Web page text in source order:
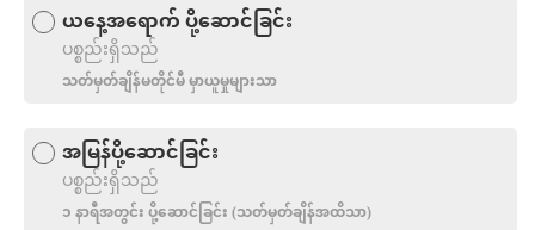
ယနေ့အရောက် ပို့ဆောင်ခြင်း
ပစ္စည်းရှိသည်
သတ်မှတ်ချိန်မတိုင်မီ မှာယူမှုများသာ
အမြန်ပို့ဆောင်ခြင်း
ပစ္စည်းရှိသည်
၁ နာရီအတွင်း ပို့‌ဆောင်ခြင်း (သတ်မှတ်ချိန်အထိသာ)